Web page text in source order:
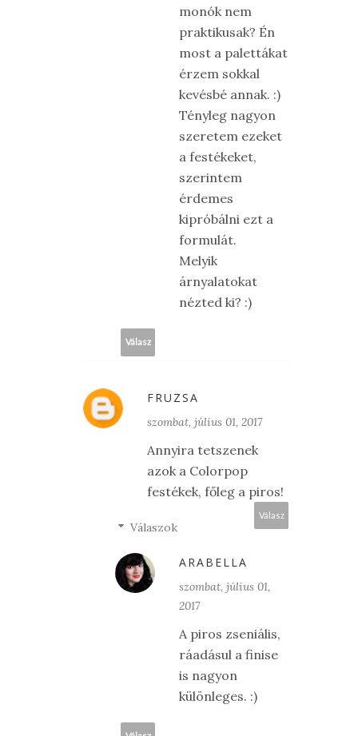
monók nem
praktikusak? Én
most a palettákat
érzem sokkal
kevésbé annak. :)
Tényleg nagyon
szeretem ezeket
a festékeket,
szerintem
érdemes
kipróbálni ezt a
formulát.
Melyik
árnyalatokat
nézted ki? :)
Válasz
FRUZSA
szombat, július 01, 2017
Annyira tetszenek
azok a Colorpop
festékek, főleg a piros!
Válasz
Válaszok
ARABELLA
szombat, július 01,
2017
A piros zseniális,
ráadásul a finise
is nagyon
különleges. :)